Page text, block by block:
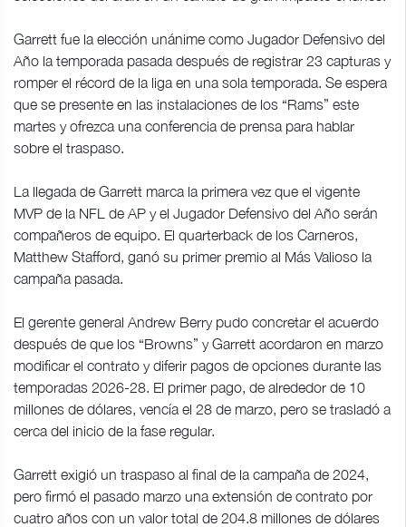
Garrett fue la elección unánime como Jugador Defensivo del
Año la temporada pasada después de registrar 23 capturas y
romper el récord de la liga en una sola temporada. Se espera
que se presente en las instalaciones de los “Rams” este
martes y ofrezca una conferencia de prensa para hablar
sobre el traspaso.
La llegada de Garrett marca la primera vez que el vigente
MVP de la NFL de AP y el Jugador Defensivo del Año serán
compañeros de equipo. El quarterback de los Carneros,
Matthew Stafford, ganó su primer premio al Más Valioso la
campaña pasada.
El gerente general Andrew Berry pudo concretar el acuerdo
después de que los “Browns” y Garrett acordaron en marzo
modificar el contrato y diferir pagos de opciones durante las
temporadas 2026-28. El primer pago, de alrededor de 10
millones de dólares, vencía el 28 de marzo, pero se trasladó a
cerca del inicio de la fase regular.
Garrett exigió un traspaso al final de la campaña de 2024,
pero firmó el pasado marzo una extensión de contrato por
cuatro años con un valor total de 204.8 millones de dólares